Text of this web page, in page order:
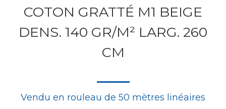
COTON GRATTÉ M1 BEIGE
DENS. 140 GR/M² LARG. 260
CM
Vendu en rouleau de 50 mètres linéaires